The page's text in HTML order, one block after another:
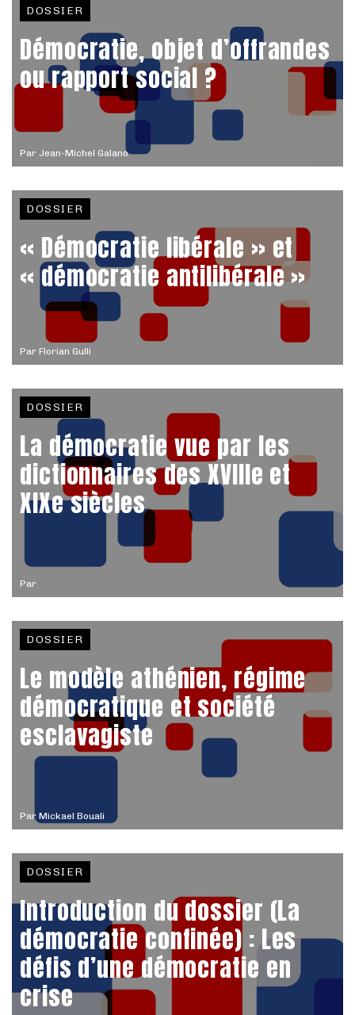
Par Jean-Michel Galano
DOSSIER
Démocratie, objet d’offrandes
ou rapport social ?
Par Florian Gulli
DOSSIER
« Démocratie libérale » et
« démocratie antilibérale »
Par
DOSSIER
La démocratie vue par les
dictionnaires des XVIIIe et
XIXe siècles
Par Mickael Bouali
DOSSIER
Le modèle athénien, régime
démocratique et société
esclavagiste
DOSSIER
Introduction du dossier (La
démocratie confinée) : Les
défis d’une démocratie en
crise